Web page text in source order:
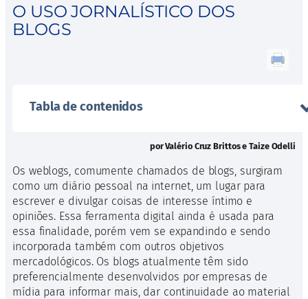
O USO JORNALÍSTICO DOS
BLOGS
Tabla de contenidos
por Valério Cruz Brittos e Taize Odelli
Os weblogs, comumente chamados de blogs, surgiram
como um diário pessoal na internet, um lugar para
escrever e divulgar coisas de interesse íntimo e
opiniões. Essa ferramenta digital ainda é usada para
essa finalidade, porém vem se expandindo e sendo
incorporada também com outros objetivos
mercadológicos. Os blogs atualmente têm sido
preferencialmente desenvolvidos por empresas de
mídia para informar mais, dar continuidade ao material